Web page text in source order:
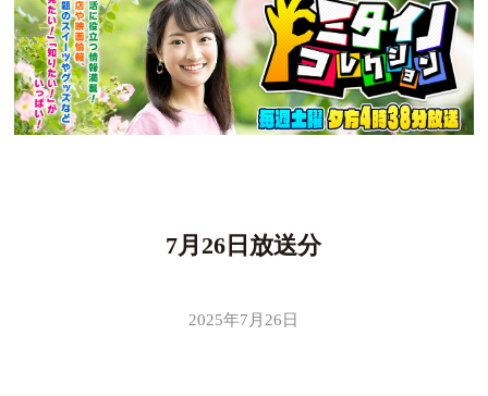
7月26日放送分
2025年7月26日